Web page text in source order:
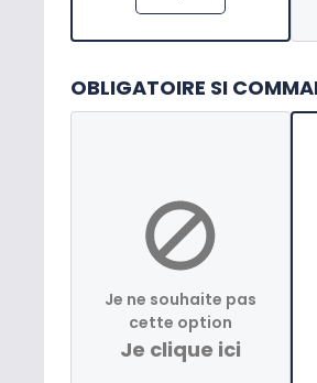
OBLIGATOIRE SI
Je ne souhaite pas
cette option
Je clique ici